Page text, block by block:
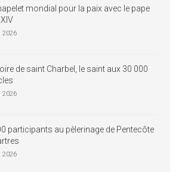
mondial pour la paix avec le pape
XIV
2026
de saint Charbel, le saint aux 30 000
2026
participants au pèlerinage de Pentecôte
2026